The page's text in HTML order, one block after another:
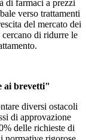
di farmaci a prezzi
verso trattamenti
del mercato dei
di ridurre le
ai brevetti"
diversi ostacoli
di approvazione
delle richieste di